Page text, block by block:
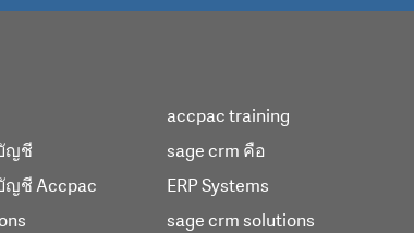
ญชี
ชี Accpac
accpac training
sage crm คือ
ERP Systems
sage crm solutions